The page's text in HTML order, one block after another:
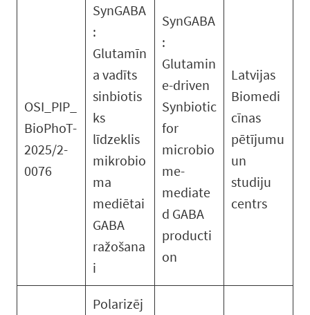
OSI_PIP_
BioPhoT-
2025/2-
0076
SynGABA
:
Glutamīn
a vadīts
sinbiotis
ks
līdzeklis
mikrobio
ma
mediētai
GABA
ražošana
i
SynGABA
:
Glutamin
e-driven
Synbiotic
for
microbio
me-
mediate
d GABA
producti
on
Latvijas
Biomedi
cīnas
pētījumu
un
studiju
centrs
Polarizēj